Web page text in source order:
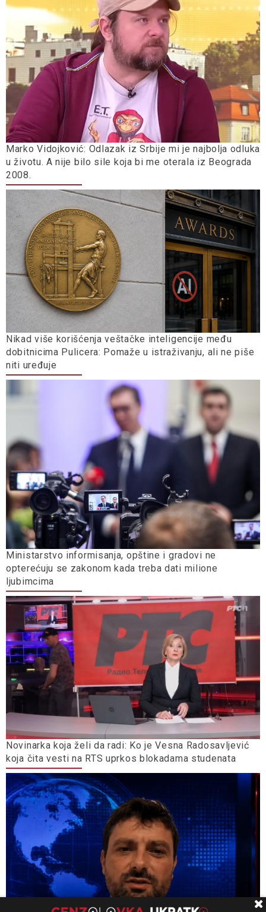
Marko Vidojković: Odlazak iz Srbije mi je najbolja odluka
u životu. A nije bilo sile koja bi me oterala iz Beograda
2008.
Nikad više korišćenja veštačke inteligencije među
dobitnicima Pulicera: Pomaže u istraživanju, ali ne piše
niti uređuje
Ministarstvo informisanja, opštine i gradovi ne
opterećuju se zakonom kada treba dati milione
ljubimcima
Novinarka koja želi da radi: Ko je Vesna Radosavljević
koja čita vesti na RTS uprkos blokadama studenata